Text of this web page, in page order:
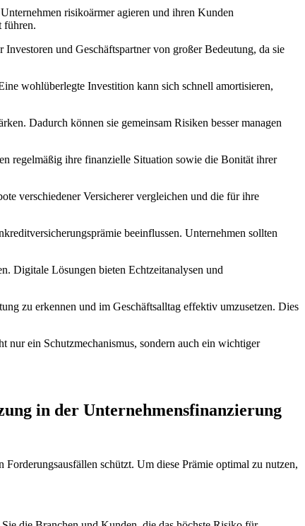
risikoärmer agieren ‌und ihren⁤ Kunden
führen.
und ‍Geschäftspartner⁤ von großer ⁤Bedeutung, da sie
wohlüberlegte Investition kann sich schnell amortisieren,
Dadurch ⁢können‌ sie gemeinsam Risiken besser managen
regelmäßig ihre finanzielle Situation sowie die Bonität ihrer
‌verschiedener Versicherer​ vergleichen und die⁣ für ihre
beeinflussen. Unternehmen sollten
Digitale ‌Lösungen bieten Echtzeitanalysen ⁣und
zu erkennen und im Geschäftsalltag ⁤effektiv umzusetzen. Dies
nur⁣ ein Schutzmechanismus, ‌sondern auch​ ein wichtiger
in⁤ der Unternehmensfinanzierung
schützt. Um diese Prämie optimal zu nutzen,⁢